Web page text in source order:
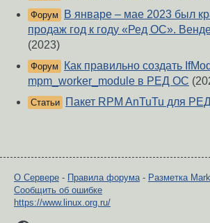
Форум
В январе – мае 2023 был
продаж год к году «Ред ОС».
(2023)
Форум
Как правильно создать
mpm_worker_module в РЕД ОС
Статьи Пакет RPM AnTuTu для
О Сервере - Правила форума - Разметка
Сообщить об ошибке
https://www.linux.org.ru/